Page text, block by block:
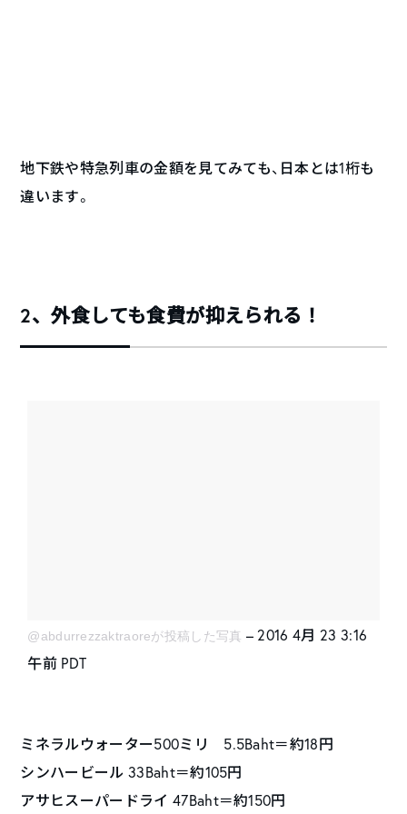
地下鉄や特急列車の金額を見てみても、日本とは1桁も
違います。
2、外食しても食費が抑えられる！
@abdurrezzaktraoreが投稿した写真 – 2016 4月 23 3:16
午前 PDT
ミネラルウォーター500ミリ 5.5Baht＝約18円
シンハービール 33Baht＝約105円
アサヒスーパードライ 47Baht＝約150円